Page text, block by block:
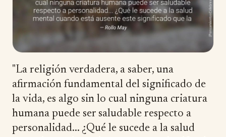
"La religión verdadera, a saber, una
afirmación fundamental del significado de
la vida, es algo sin lo cual ninguna criatura
humana puede ser saludable respecto a
personalidad... ¿Qué le sucede a la salud